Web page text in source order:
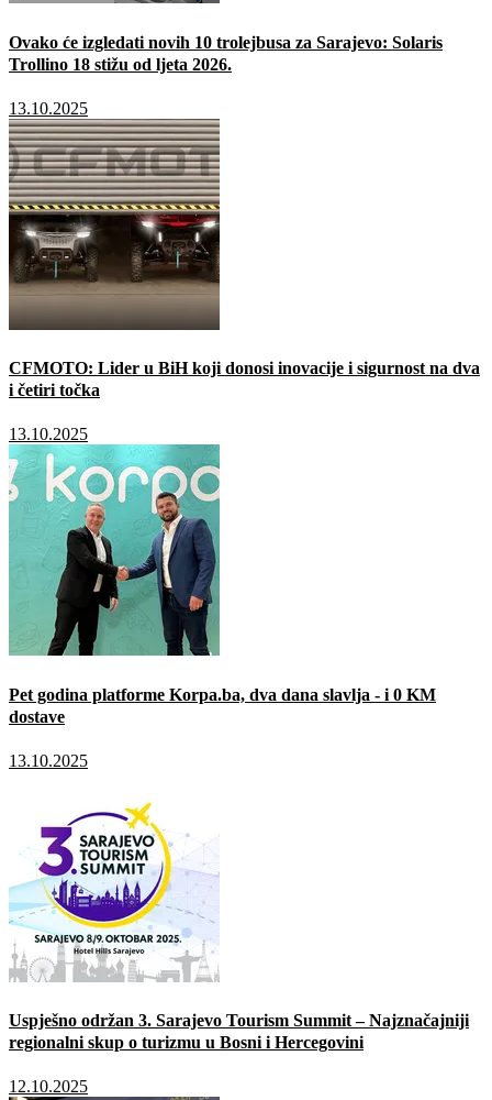
Ovako će izgledati novih 10 trolejbusa za Sarajevo: Solaris
Trollino 18 stižu od ljeta 2026.
13.10.2025
CFMOTO: Lider u BiH koji donosi inovacije i sigurnost na dva
i četiri točka
13.10.2025
Pet godina platforme Korpa.ba, dva dana slavlja - i 0 KM
dostave
13.10.2025
Uspješno održan 3. Sarajevo Tourism Summit – Najznačajniji
regionalni skup o turizmu u Bosni i Hercegovini
12.10.2025